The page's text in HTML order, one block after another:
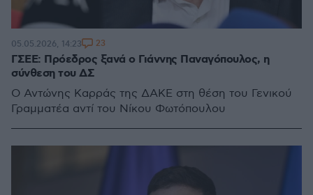
ΓΣΕΕ: Πρόεδρος ξανά ο Γιάννης Παναγόπουλος, η
σύνθεση του ΔΣ
Ο Αντώνης Καρράς της ΔΑΚΕ στη θέση του Γενικού
Γραμματέα αντί του Νίκου Φωτόπουλου
05.05.2026, 14:23 23